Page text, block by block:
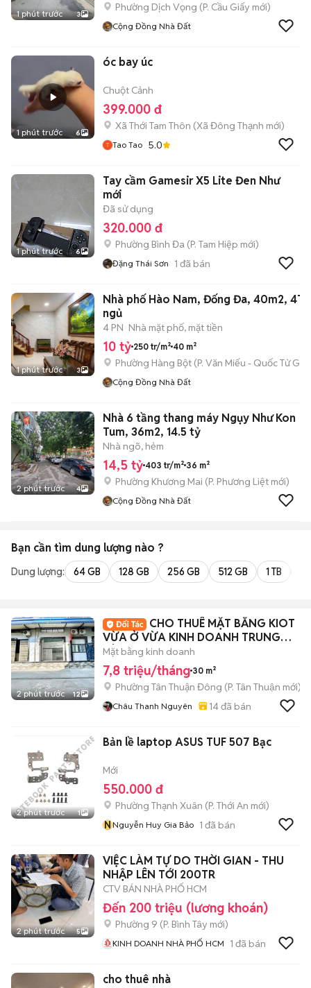
1 phút trước 3
Phường Dịch Vọng (P. Cầu Giấy mới)
Cộng Đồng Nhà Đất
1 phút trước 6
óc bay úc
Chuột Cảnh
399.000 đ
Xã Thới Tam Thôn (Xã Đông Thạnh mới)
Tao Tao 5.0
1 phút trước 6
Tay cầm Gamesir X5 Lite Đen Như
mới
Đã sử dụng
320.000 đ
Phường Bình Đa (P. Tam Hiệp mới)
Đặng Thái Sơn 1 đã bán
1 phút trước 3
Nhà phố Hào Nam, Đống Đa, 40m2, 4T,
ngủ
4 PN Nhà mặt phố, mặt tiền
10 tỷ 250 tr/m² 40 m²
Phường Hàng Bột (P. Văn Miếu - Quốc Tử
Cộng Đồng Nhà Đất
2 phút trước 4
Nhà 6 tầng thang máy Ngụy Như Kon
Tum, 36m2, 14.5 tỷ
Nhà ngõ, hẻm
14,5 tỷ 403 tr/m² 36 m²
Phường Khương Mai (P. Phương Liệt mới)
Cộng Đồng Nhà Đất
Bạn cần tìm dung lượng nào ?
Dung lượng: 64 GB 128 GB 256 GB 512 GB 1 TB
2 phút trước 12
CHO THUÊ MẶT BẰNG KIOT
VỪA Ở VỪA KINH DOANH TRUNG
TÂM QUẬN 7
Mặt bằng kinh doanh
7,8 triệu/tháng 30 m²
Phường Tân Thuận Đông (P. Tân Thuận mới)
Châu Thanh Nguyên 14đã bán
2 phút trước 1
Bản lề laptop ASUS TUF 507 Bạc
Mới
550.000 đ
Phường Thạnh Xuân (P. Thới An mới)
NNguyễn Huy Gia Bảo 1 đã bán
2 phút trước 5
VIỆC LÀM TỰ DO THỜI GIAN - THU
NHẬP LÊN TỚI 200TR
CTV BÁN NHÀ PHỐ HCM
Đến 200 triệu (lương khoán)
Phường 9 (P. Bình Tây mới)
KINH DOANH NHÀ PHỐ HCM 1 đã bán
cho thuê nhà